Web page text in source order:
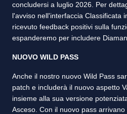
concludersi a luglio 2026. Per
l'avviso nell'interfaccia Classificata
ricevuto feedback positivi sulla
espanderemo per includere
NUOVO WILD PASS
Anche il nostro nuovo Wild Pass
patch e includerà il nuovo aspetto
insieme alla sua versione
Asceso. Con il nuovo pass